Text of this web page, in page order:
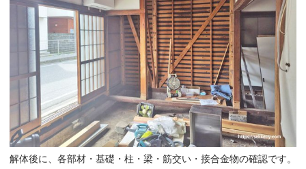
解体後に、各部材・基礎・柱・梁・筋交い・接合金物の確認です。